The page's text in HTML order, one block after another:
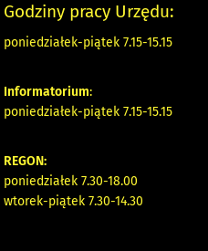
Godziny pracy Urzędu:
poniedziałek-piątek 7.15-15.15
Informatorium:
poniedziałek-piątek 7.15-15.15
REGON:
poniedziałek 7.30-18.00
wtorek-piątek 7.30-14.30